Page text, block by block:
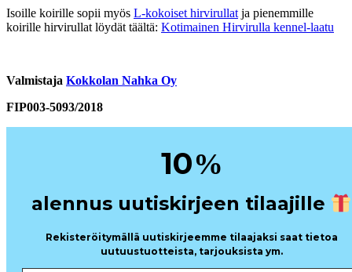
Isoille koirille sopii myös L-kokoiset hirvirullat ja pienemmille
koirille hirvirullat löydät täältä: Kotimainen Hirvirulla kennel-laatu
Valmistaja Kokkolan Nahka Oy
FIP003-5093/2018
10%
alennus uutiskirjeen tilaajille
Rekisteröitymällä uutiskirjeemme tilaajaksi saat tietoa
uutuustuotteista, tarjouksista ym.